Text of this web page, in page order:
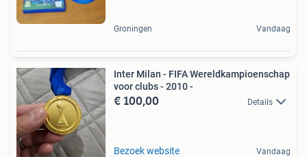
Groningen Vandaag
Inter Milan - FIFA Wereldkampioenschap
voor clubs - 2010 -
€ 100,00 Details
Bezoek website Vandaag